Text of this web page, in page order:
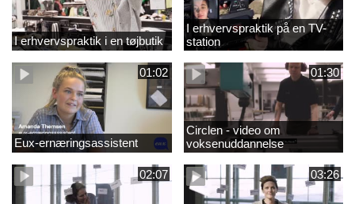
I erhvervspraktik i en tøjbutik
I erhvervspraktik på en TV-
station
01:02
Eux-ernæringsassistent
01:30
Circlen - video om
voksenuddannelse
02:07 03:26